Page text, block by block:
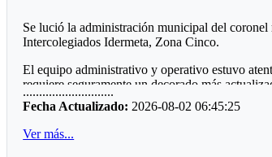
Se lució la administración municipal del
Intercolegiados Idermeta, Zona Cinco.
El equipo administrativo y operativo estuvo
requiere seguramente un decorado más
*Los clasificados*
Futbol
............................
Fecha Actualizado: 2026-08-02 06:45:25
Ver más...